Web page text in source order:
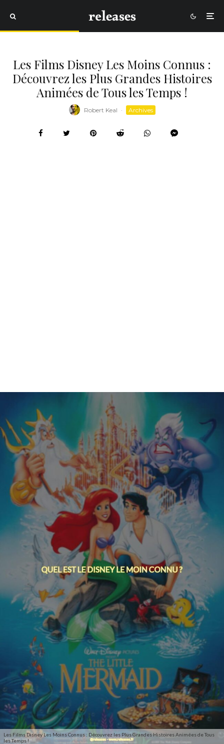
Les Films Disney Les Moins Connus :
Découvrez les Plus Grandes Histoires
Animées de Tous les Temps !
Robert Keal · Archives
Les Films Disney Les Moins Connus : Découvrez les Plus Grandes Histoires Animées de Tous
les Temps !